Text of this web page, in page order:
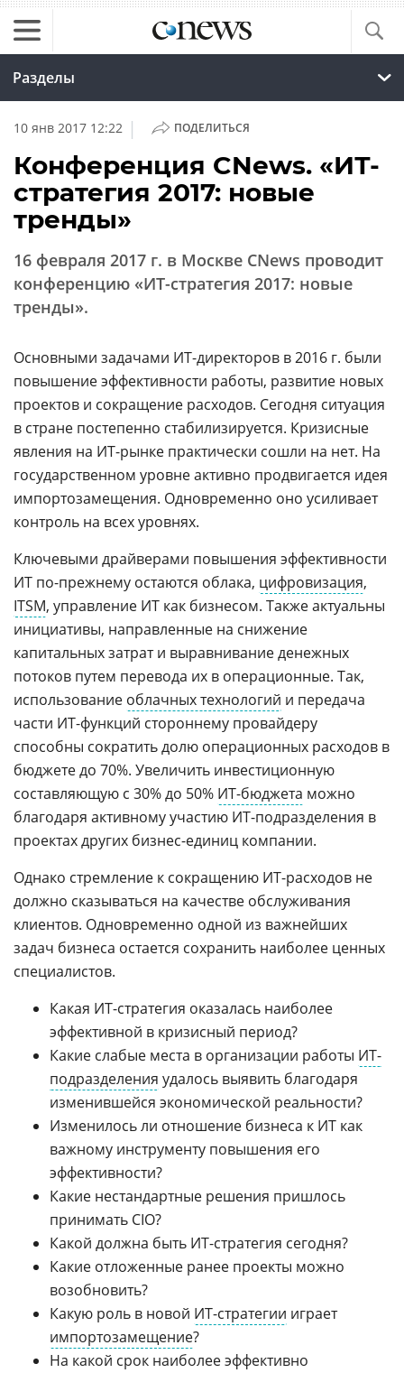
Разделы
10 янв 2017 12:22 | ПОДЕЛИТЬСЯ
Конференция CNews. «ИТ-
стратегия 2017: новые
тренды»
16 февраля 2017 г. в Москве CNews проводит
конференцию «ИТ-стратегия 2017: новые
тренды».
Основными задачами ИТ-директоров в 2016 г. были
повышение эффективности работы, развитие новых
проектов и сокращение расходов. Сегодня ситуация
в стране постепенно стабилизируется. Кризисные
явления на ИТ-рынке практически сошли на нет. На
государственном уровне активно продвигается идея
импортозамещения. Одновременно оно усиливает
контроль на всех уровнях.
Ключевыми драйверами повышения эффективности
ИТ по-прежнему остаются облака, цифровизация,
ITSM, управление ИТ как бизнесом. Также актуальны
инициативы, направленные на снижение
капитальных затрат и выравнивание денежных
потоков путем перевода их в операционные. Так,
использование облачных технологий и передача
части ИТ-функций стороннему провайдеру
способны сократить долю операционных расходов в
бюджете до 70%. Увеличить инвестиционную
составляющую с 30% до 50% ИТ-бюджета можно
благодаря активному участию ИТ-подразделения в
проектах других бизнес-единиц компании.
Однако стремление к сокращению ИТ-расходов не
должно сказываться на качестве обслуживания
клиентов. Одновременно одной из важнейших
задач бизнеса остается сохранить наиболее ценных
специалистов.
Какая ИТ-стратегия оказалась наиболее
эффективной в кризисный период?
Какие слабые места в организации работы ИТ-
подразделения удалось выявить благодаря
изменившейся экономической реальности?
Изменилось ли отношение бизнеса к ИТ как
важному инструменту повышения его
эффективности?
Какие нестандартные решения пришлось
принимать CIO?
Какой должна быть ИТ-стратегия сегодня?
Какие отложенные ранее проекты можно
возобновить?
Какую роль в новой ИТ-стратегии играет
импортозамещение?
На какой срок наиболее эффективно